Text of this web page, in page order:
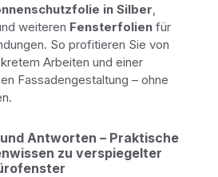
in Silber
weiteren Fensterfolien für
So profitieren Sie von
Arbeiten und einer
Fassadengestaltung – ohne
Antworten – Praktische
zu verspiegelter